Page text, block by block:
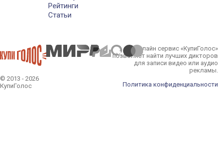
Рейтинги
Статьи
© 2013 - 2026
КупиГолос
Онлайн сервис «КупиГолос»
позволяет найти лучших дикторов
для записи видео или аудио
рекламы.
Политика конфиденциальности